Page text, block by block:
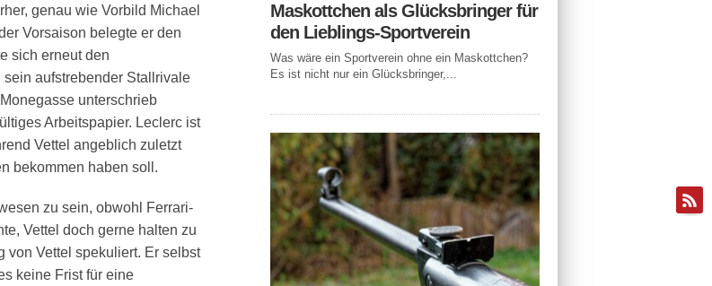
genau wie Vorbild Michael
Vorsaison belegte er den
sich erneut den
aufstrebender Stallrivale
unterschrieb
Arbeitspapier. Leclerc ist
Vettel angeblich zuletzt
bekommen haben soll.
zu sein, obwohl Ferrari-
Vettel doch gerne halten zu
von Vettel spekuliert. Er selbst
keine Frist für eine
Maskottchen als Glücksbringer für
den Lieblings-Sportverein
Was wäre ein Sportverein ohne ein Maskottchen?
Es ist nicht nur ein Glücksbringer,...